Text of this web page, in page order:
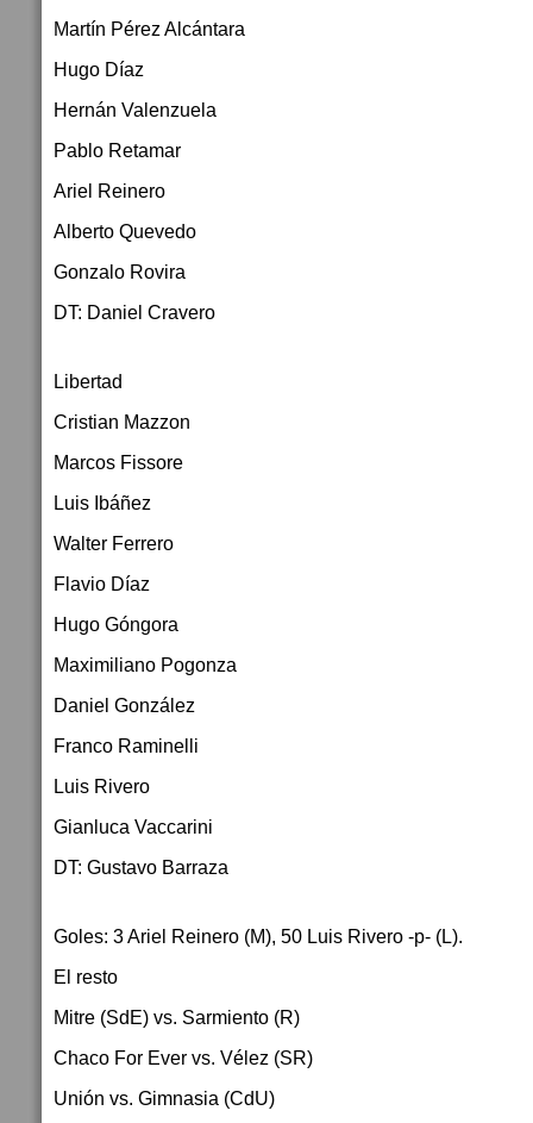
Martín Pérez Alcántara
Hu­go Dí­az
Her­nán Va­len­zue­la
Pa­blo Re­ta­mar
Ariel Reinero
Alberto Quevedo
Gonzalo Rovira
DT: Daniel Cravero
Libertad
Cristian Mazzon
Marcos Fissore
Luis Ibáñez
Walter Ferrero
Flavio Díaz
Hugo Góngora
Maximiliano Pogonza
Daniel González
Franco Raminelli
Luis Rivero
Gianluca Vaccarini
DT: Gustavo Barraza
Goles: 3 Ariel Reinero (M), 50 Luis Rivero -p- (L).
El resto
Mitre (SdE) vs. Sarmiento (R)
Chaco For Ever vs. Vélez (SR)
Unión vs. Gimnasia (CdU)